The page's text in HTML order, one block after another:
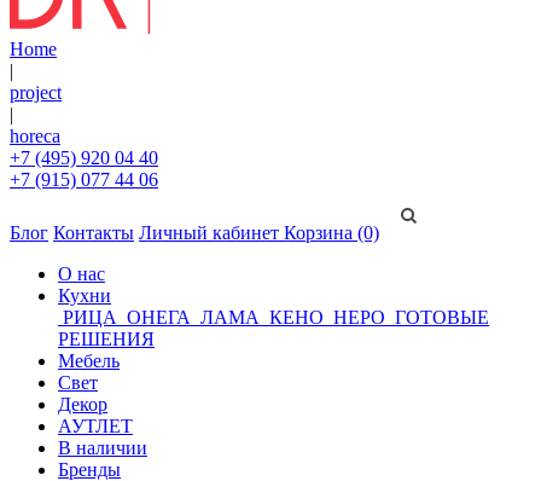
Home
|
project
|
horeca
+7 (495) 920 04 40
+7 (915) 077 44 06
Блог Контакты Личный кабинет Корзина (0)
О нас
Кухни
РИЦА ОНЕГА ЛАМА КЕНО НЕРО ГОТОВЫЕ
РЕШЕНИЯ
Мебель
Свет
Декор
АУТЛЕТ
В наличии
Бренды